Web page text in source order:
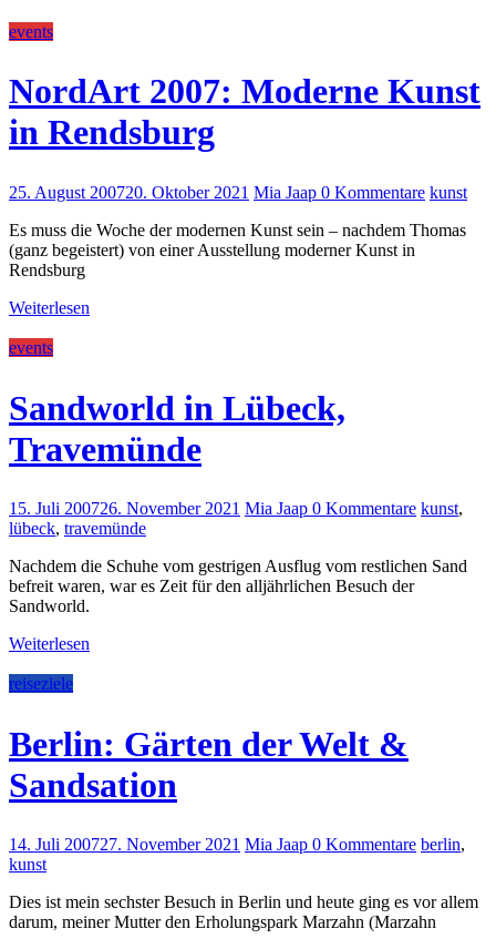
events
NordArt 2007: Moderne Kunst
in Rendsburg
25. August 200720. Oktober 2021 Mia Jaap 0 Kommentare kunst
Es muss die Woche der modernen Kunst sein – nachdem Thomas
(ganz begeistert) von einer Ausstellung moderner Kunst in
Rendsburg
Weiterlesen
events
Sandworld in Lübeck,
Travemünde
15. Juli 200726. November 2021 Mia Jaap 0 Kommentare kunst,
lübeck, travemünde
Nachdem die Schuhe vom gestrigen Ausflug vom restlichen Sand
befreit waren, war es Zeit für den alljährlichen Besuch der
Sandworld.
Weiterlesen
reiseziele
Berlin: Gärten der Welt &
Sandsation
14. Juli 200727. November 2021 Mia Jaap 0 Kommentare berlin,
kunst
Dies ist mein sechster Besuch in Berlin und heute ging es vor allem
darum, meiner Mutter den Erholungspark Marzahn (Marzahn